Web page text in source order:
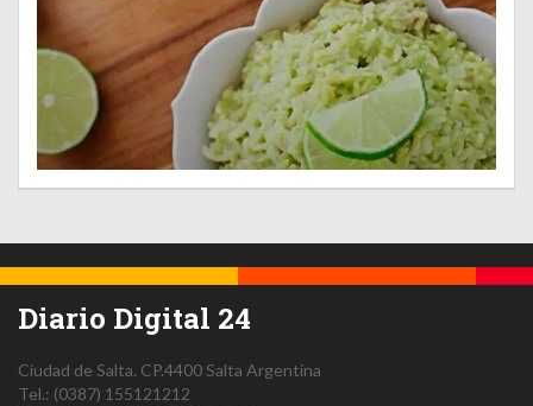
Diario Digital 24
Ciudad de Salta. CP.4400Salta Argentina
Tel.: (0387) 155121212